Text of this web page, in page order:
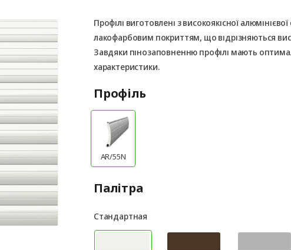
Профілі виготовлені з високоякісної
лакофарбовим покриттям, що відрізняються
Завдяки пінозаповненню профілі мають
характеристики.
Профіль
AR/55N
Палітра
Стандартная